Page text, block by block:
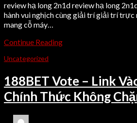
review hạ long 2n1d review hạ long
hành vui nghịch cùng giải trí giải trí
mang cỗ máy…
Continue Reading
Uncategorized
188BET Vote – Link
Chính Thức Không